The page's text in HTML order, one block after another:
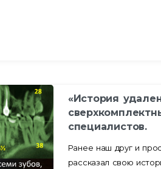
«История
специалистов.
Ранее наш друг и
рассказал свою